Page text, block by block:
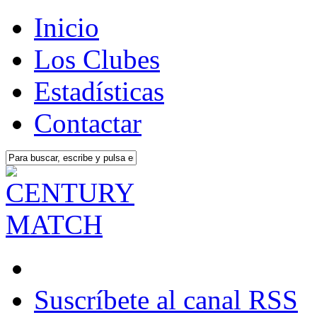
Inicio
Los Clubes
Estadísticas
Contactar
Suscríbete al canal RSS